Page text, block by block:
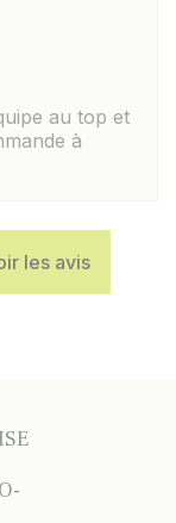
au top et
à
les avis